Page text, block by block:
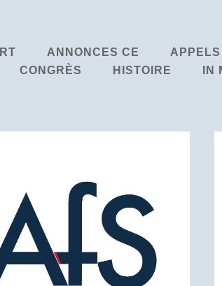
ANNONCES CE
APPELS
CONGRÈS HISTOIRE IN